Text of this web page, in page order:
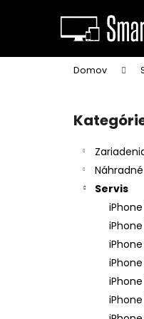
Domov
Preskočiť
kategórie
Servis
iPhone
iPhone
iPhone
iPhone
iPhone
iPhone
í
Späť
do
obchodu
Späť
do
obchodu